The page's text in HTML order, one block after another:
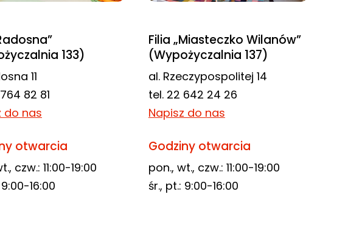
133)
11
82 81
do nas
otwarcia
czw.: 11:00-19:00
16:00
Filia „Miasteczko Wilanów”
(Wypożyczalnia 137)
al. Rzeczypospolitej 14
tel. 22 642 24 26
Napisz do nas
Godziny otwarcia
pon., wt., czw.: 11:00-19:00
śr., pt.: 9:00-16:00